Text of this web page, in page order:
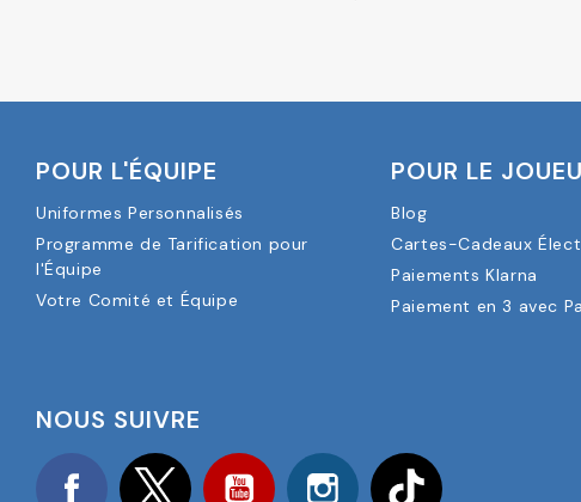
POUR L'ÉQUIPE
Uniformes Personnalisés
Programme de Tarification pour
l'Équipe
Votre Comité et Équipe
POUR LE
Blog
Cartes-Cadeaux
Paiements Klarna
Paiement en 3 avec
NOUS SUIVRE
Facebook Twitter YouTube Instagram